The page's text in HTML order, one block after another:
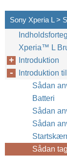
Sony Xperia L >
Xperia™‎ L
Introduktion
Introduktion
Sådan
Batteri
Sådan
Sådan
Sådan